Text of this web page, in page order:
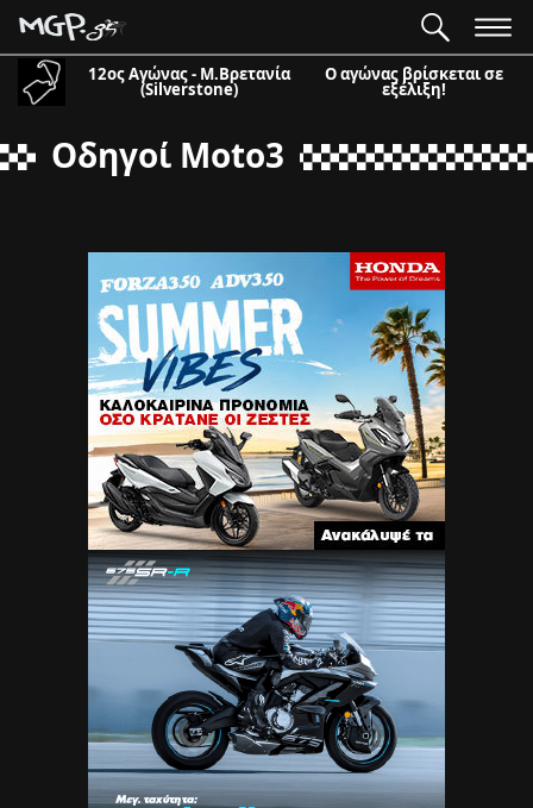
12ος Αγώνας - Μ.Βρετανία
(Silverstone)
Ο αγώνας βρίσκεται σε
εξέλιξη!
Οδηγοί Moto3